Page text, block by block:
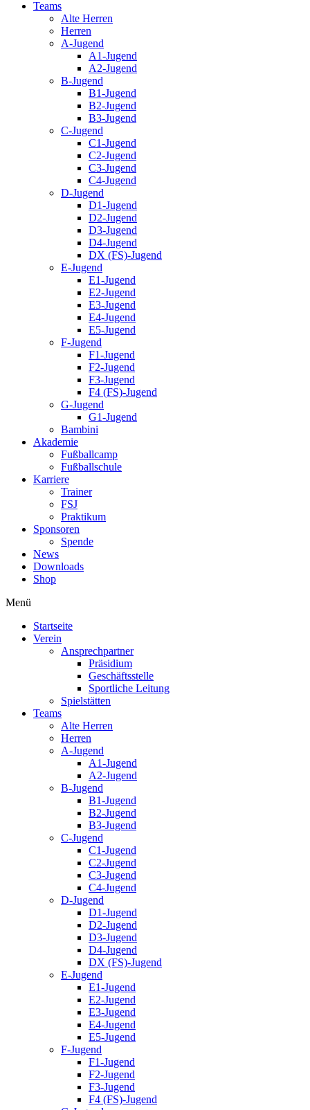
Teams
Alte Herren
Herren
A-Jugend
A1-Jugend
A2-Jugend
B-Jugend
B1-Jugend
B2-Jugend
B3-Jugend
C-Jugend
C1-Jugend
C2-Jugend
C3-Jugend
C4-Jugend
D-Jugend
D1-Jugend
D2-Jugend
D3-Jugend
D4-Jugend
DX (FS)-Jugend
E-Jugend
E1-Jugend
E2-Jugend
E3-Jugend
E4-Jugend
E5-Jugend
F-Jugend
F1-Jugend
F2-Jugend
F3-Jugend
F4 (FS)-Jugend
G-Jugend
G1-Jugend
Bambini
Akademie
Fußballcamp
Fußballschule
Karriere
Trainer
FSJ
Praktikum
Sponsoren
Spende
News
Downloads
Shop
Menü
Startseite
Verein
Ansprechpartner
Präsidium
Geschäftsstelle
Sportliche Leitung
Spielstätten
Teams
Alte Herren
Herren
A-Jugend
A1-Jugend
A2-Jugend
B-Jugend
B1-Jugend
B2-Jugend
B3-Jugend
C-Jugend
C1-Jugend
C2-Jugend
C3-Jugend
C4-Jugend
D-Jugend
D1-Jugend
D2-Jugend
D3-Jugend
D4-Jugend
DX (FS)-Jugend
E-Jugend
E1-Jugend
E2-Jugend
E3-Jugend
E4-Jugend
E5-Jugend
F-Jugend
F1-Jugend
F2-Jugend
F3-Jugend
F4 (FS)-Jugend